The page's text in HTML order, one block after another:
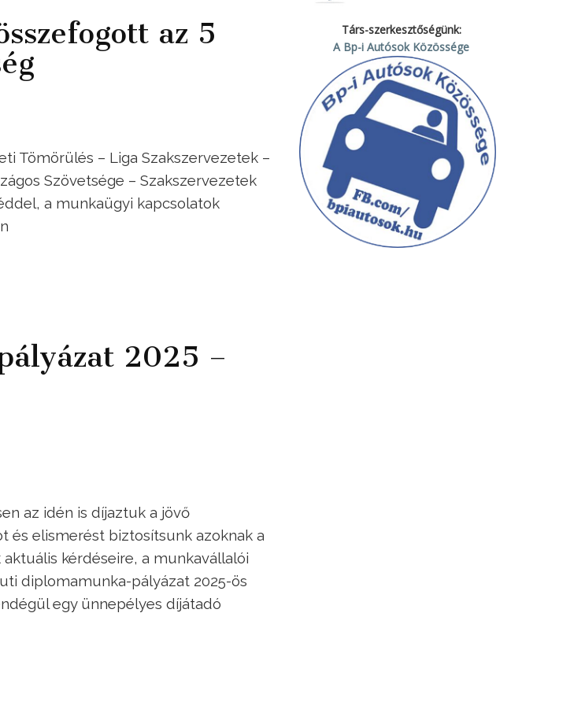
az 5
Tömörülés – Liga Szakszervezetek –
Szövetsége – Szakszervezetek
a munkaügyi kapcsolatok
2025 –
az idén is díjaztuk a jövő
és elismerést biztosítsunk azoknak a
kérdéseire, a munkavállalói
diplomamunka-pályázat 2025-ös
egy ünnepélyes díjátadó
Társ-szerkesztőségünk:
A Bp-i Autósok Közössége